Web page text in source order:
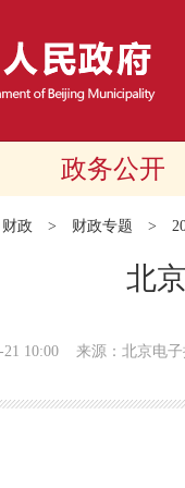
政务公开
财政 > 财政专题 >
北
21 10:00 来源：北京电